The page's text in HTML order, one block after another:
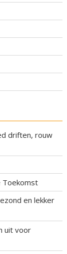
driften, rouw
Toekomst
en lekker
uit voor